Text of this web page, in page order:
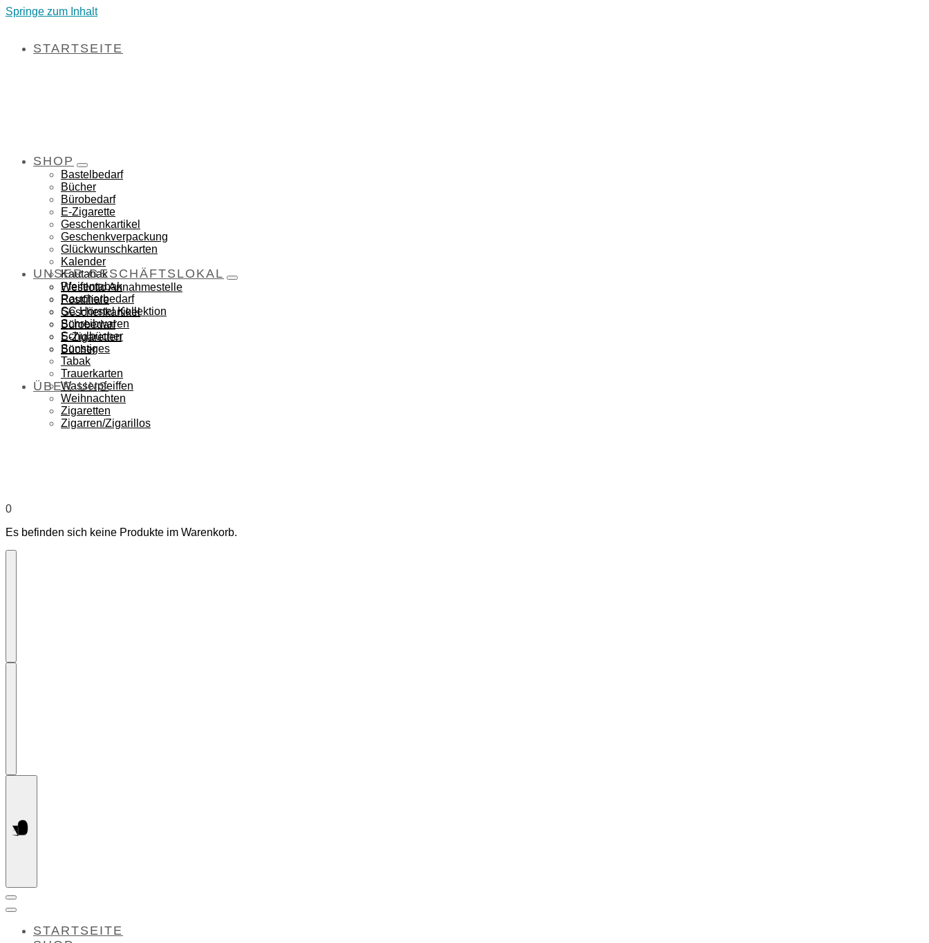
Springe zum Inhalt
STARTSEITE
SHOP
Bastelbedarf
Bücher
Bürobedarf
E-Zigarette
Geschenkartikel
Geschenkverpackung
Glückwunschkarten
Kalender
Kautabak
Pfeifentabak
Raucherbedarf
SC Hörstel Kollektion
Schreibwaren
Schulbücher
Sonstiges
Tabak
Trauerkarten
Wasserpfeiffen
Weihnachten
Zigaretten
Zigarren/Zigarillos
UNSER GESCHÄFTSLOKAL
Westlotto Annahmestelle
Postfiliale
Geschenkartikel
Bürobedarf
E-Zigaretten
Bücher
ÜBER UNS
0
Es befinden sich keine Produkte im Warenkorb.
STARTSEITE